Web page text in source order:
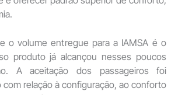
o volume entregue para a IAMSA é o
produto já alcançou nesses poucos
A aceitação dos passageiros foi
relação à configuração, ao conforto